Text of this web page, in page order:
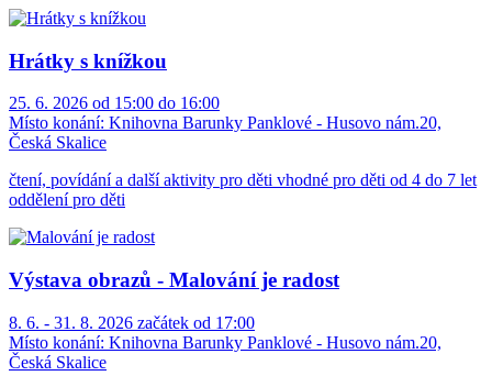
Hrátky s knížkou
25. 6. 2026 od 15:00 do 16:00
Místo konání: Knihovna Barunky Panklové - Husovo nám.20,
Česká Skalice
čtení, povídání a další aktivity pro děti vhodné pro děti od 4 do 7 let
oddělení pro děti
Výstava obrazů - Malování je radost
8. 6. - 31. 8. 2026 začátek od 17:00
Místo konání: Knihovna Barunky Panklové - Husovo nám.20,
Česká Skalice